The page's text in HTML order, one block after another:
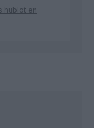
hublot en